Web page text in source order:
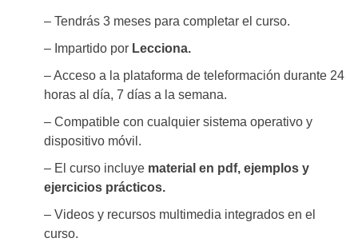
– Tendrás 3 meses para completar el curso.
– Impartido por Lecciona.
– Acceso a la plataforma de teleformación durante 24
horas al día, 7 días a la semana.
– Compatible con cualquier sistema operativo y
dispositivo móvil.
– El curso incluye material en pdf, ejemplos y
ejercicios prácticos.
– Videos y recursos multimedia integrados en el
curso.